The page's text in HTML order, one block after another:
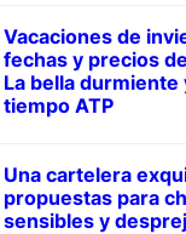
Vacaciones de
fechas y precios
La bella durmiente
tiempo ATP
Una cartelera
propuestas para
sensibles y